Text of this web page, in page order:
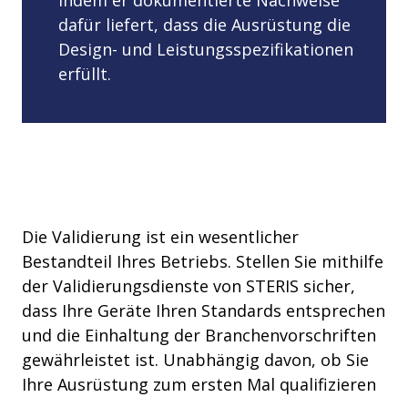
dafür liefert, dass die Ausrüstung die
Design- und Leistungsspezifikationen
erfüllt.
Die Validierung ist ein wesentlicher
Bestandteil Ihres Betriebs. Stellen Sie mithilfe
der Validierungsdienste von STERIS sicher,
dass Ihre Geräte Ihren Standards entsprechen
und die Einhaltung der Branchenvorschriften
gewährleistet ist. Unabhängig davon, ob Sie
Ihre Ausrüstung zum ersten Mal qualifizieren